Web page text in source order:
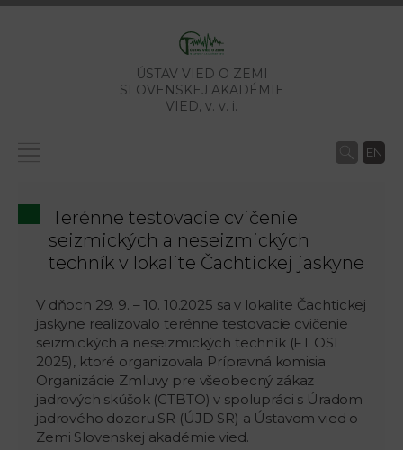
ÚSTAV VIED O ZEMI
SLOVENSKEJ AKADÉMIE
VIED, v. v. i.
EN
Terénne testovacie cvičenie
seizmických a neseizmických
techník v lokalite Čachtickej jaskyne
V dňoch 29. 9. – 10. 10.2025 sa v lokalite Čachtickej
jaskyne realizovalo terénne testovacie cvičenie
seizmických a neseizmických techník (FT OSI
2025), ktoré organizovala Prípravná komisia
Organizácie Zmluvy pre všeobecný zákaz
jadrových skúšok (CTBTO) v spolupráci s Úradom
jadrového dozoru SR (ÚJD SR) a Ústavom vied o
Zemi Slovenskej akadémie vied.